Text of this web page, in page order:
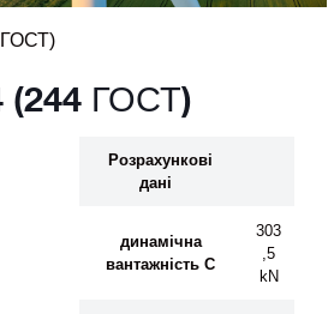
ГОСТ)
(244 ГОСТ)
Розрахункові
дані
динамічна
вантажність C
303
,5
kN